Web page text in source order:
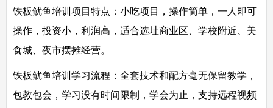
铁板鱿鱼培训项目特点： 小吃项目，操作简单，一人即可
操作，投资小，利润高，适合选址商业区、学校附近、美
食城、夜市摆摊经营。
铁板鱿鱼培训学习流程： 全套技术和配方毫无保留教学，
包教包会，学习没有时间限制，学会为止，支持远程视频